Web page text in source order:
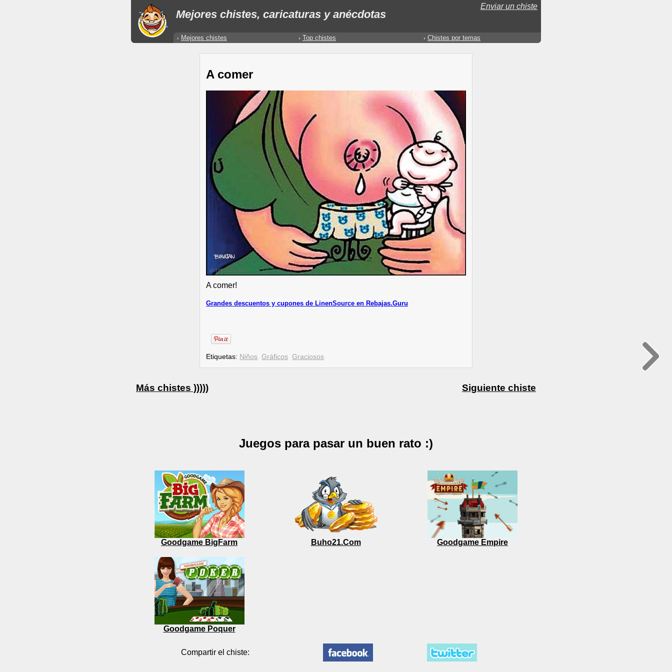
Mejores chistes, caricaturas y anécdotas
Enviar un chiste
Mejores chistes Top chistes Chistes por temas
A comer
A comer!
Grandes descuentos y cupones de LinenSource en Rebajas.Guru
Etiquetas: Niños Gráficos Graciosos
Más chistes ))))) Siguiente chiste
Juegos para pasar un buen rato :)
Goodgame BigFarm Buho21.Com Goodgame Empire
Goodgame Poquer
Compartir el chiste: